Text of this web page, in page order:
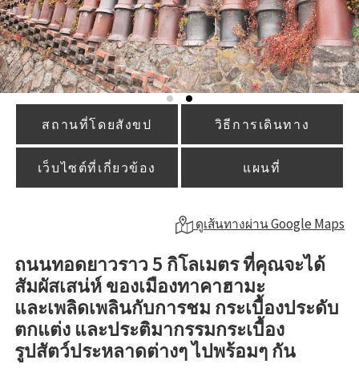
สถานที่โดยสังขป วิธีการเดินทาง
เว็บไซต์ที่เกี่ยวข้อง แผนที่
ดูเส้นทางผ่าน Google Maps
ถนนทอดยาวราว 5 กิโลเมตร ที่คุณจะได้
สัมผัสเสน่ห์ ของเมืองทาคาฮามะ
และเพลิดเพลินกับการชม กระเบื้องประดับ
ตกแต่ง และประติมากรรมกระเบื้อง
รูปสัตว์ประหลาดต่างๆ ไปพร้อมๆ กัน